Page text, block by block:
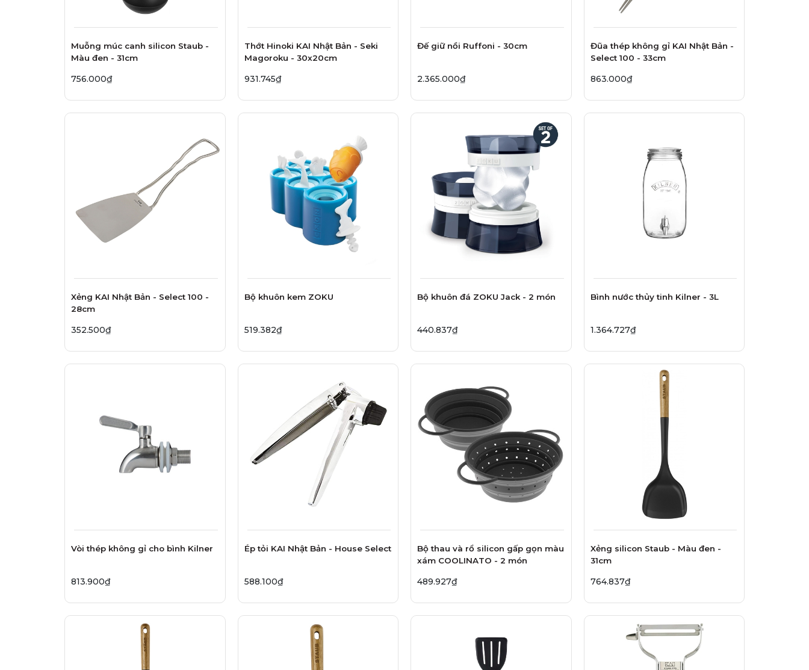
Muỗng múc canh silicon Staub -
Màu đen - 31cm
756.000₫
Thớt Hinoki KAI Nhật Bản - Seki
Magoroku - 30x20cm
931.745₫
Đế giữ nồi Ruffoni - 30cm
2.365.000₫
Đũa thép không gỉ KAI Nhật Bản -
Select 100 - 33cm
863.000₫
Xẻng KAI Nhật Bản - Select 100 -
28cm
352.500₫
Bộ khuôn kem ZOKU
519.382₫
Bộ khuôn đá ZOKU Jack - 2 món
440.837₫
Bình nước thủy tinh Kilner - 3L
1.364.727₫
Vòi thép không gỉ cho bình Kilner
813.900₫
Ép tỏi KAI Nhật Bản - House Select
588.100₫
Bộ thau và rổ silicon gấp gọn màu
xám COOLINATO - 2 món
489.927₫
Xẻng silicon Staub - Màu đen -
31cm
764.837₫